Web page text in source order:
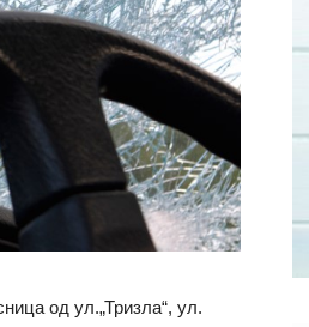
од ул.„Тризла“, ул.